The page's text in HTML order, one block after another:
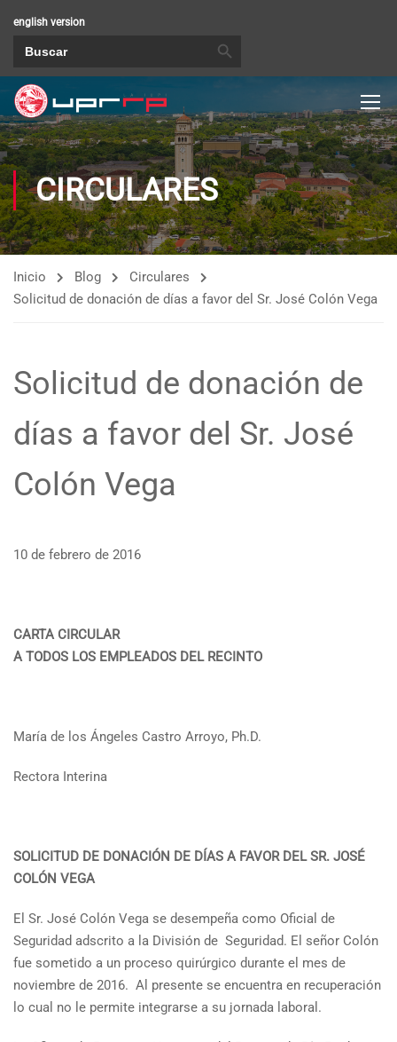
english version
CIRCULARES
Inicio Blog
Circulares
Solicitud de donación de días a favor del Sr. José Colón Vega
Solicitud de donación de
días a favor del Sr. José
Colón Vega
10 de febrero de 2016
CARTA CIRCULAR
A TODOS LOS EMPLEADOS DEL RECINTO
María de los Ángeles Castro Arroyo, Ph.D.
Rectora Interina
SOLICITUD DE DONACIÓN DE DÍAS A FAVOR DEL SR. JOSÉ
COLÓN VEGA
El Sr. José Colón Vega se desempeña como Oficial de
Seguridad adscrito a la División de Seguridad. El señor Colón
fue sometido a un proceso quirúrgico durante el mes de
noviembre de 2016. Al presente se encuentra en recuperación
lo cual no le permite integrarse a su jornada laboral.